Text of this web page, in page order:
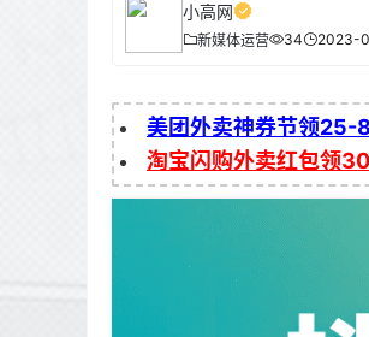
小高网
新媒体运营 34 2023-
美团外卖神券节领25-
淘宝闪购外卖红包领